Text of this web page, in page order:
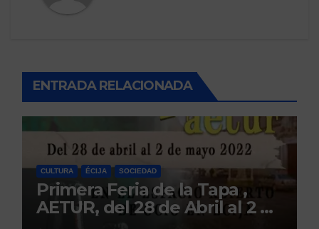
ENTRADA RELACIONADA
CULTURA ÉCIJA SOCIEDAD
Primera Feria de la Tapa ,
AETUR, del 28 de Abril al 2 de